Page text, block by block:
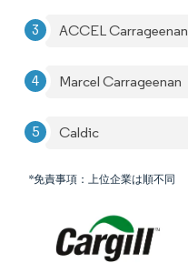
ACCEL Carrageenan
Marcel Carrageenan
Caldic
*免責事項：上位企業は順不同